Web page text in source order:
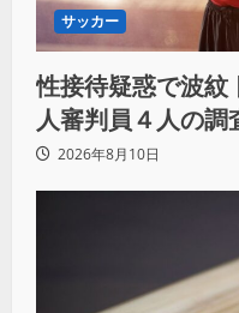
サッカー
性接待疑惑で波紋
人審判員４人の調
2026年8月10日